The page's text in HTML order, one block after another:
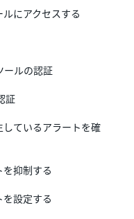
ルにアクセスする
ールの認証
証
しているアラートを確
を抑制する
を設定する